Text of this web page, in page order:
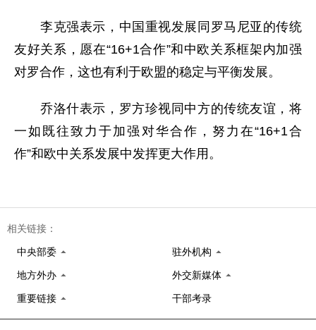
李克强表示，中国重视发展同罗马尼亚的传统
友好关系，愿在“16+1合作”和中欧关系框架内加强
对罗合作，这也有利于欧盟的稳定与平衡发展。
乔洛什表示，罗方珍视同中方的传统友谊，将
一如既往致力于加强对华合作，努力在“16+1合
作”和欧中关系发展中发挥更大作用。
相关链接：
中央部委 驻外机构
地方外办 外交新媒体
重要链接 干部考录